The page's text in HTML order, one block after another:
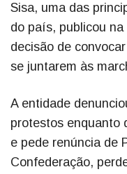
Sisa, uma das
do país, publicou
decisão de
se juntarem às
A entidade
protestos enquanto
e pede renúncia de
Confederação,